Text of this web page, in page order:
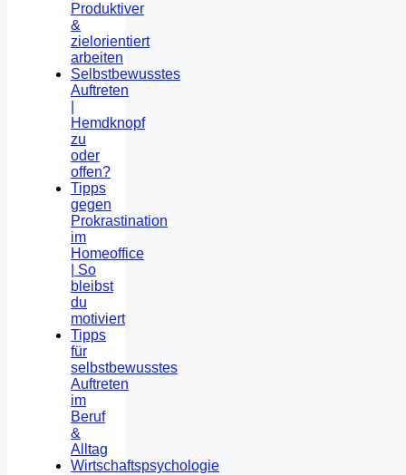
Produktiver
&
zielorientiert
arbeiten
Selbstbewusstes
Auftreten
Hemdknopf
zu
oder
offen?
Tipps
gegen
Prokrastination
im
Homeoffice
| So
bleibst
du
motiviert
Tipps
für
selbstbewusstes
Auftreten
im
Beruf
&
Alltag
Wirtschaftspsychologie